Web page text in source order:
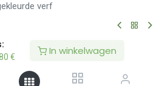
€ In winkelwagen
verf
Matte Premium
binnen, extra mat, 10